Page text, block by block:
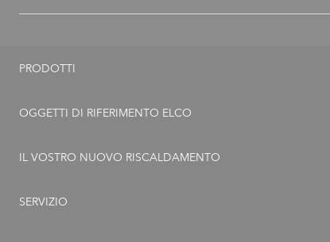
PRODOTTI
Termopompe
OGGETTI DI RIFERIMENTO ELCO
IL VOSTRO NUOVO RISCALDAMENTO
Risanamento in 5 fasi
SERVIZIO